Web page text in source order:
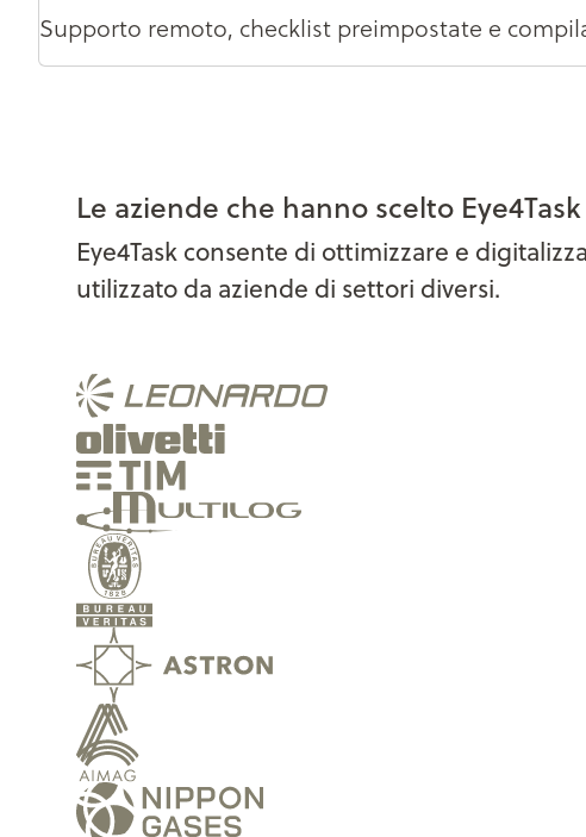
Supporto remoto, checklist preimpostate e
Le aziende che hanno scelto Eye4Task
Eye4Task consente di ottimizzare e
utilizzato da aziende di settori diversi.